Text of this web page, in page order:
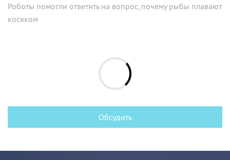
Роботы помогли ответить на вопрос, почему рыбы плавают
косяком
Обсудить